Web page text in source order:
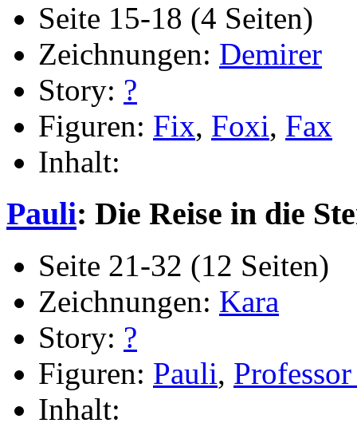
Seite 15-18 (4 Seiten)
Zeichnungen: Demirer
Story: ?
Figuren: Fix, Foxi, Fax
Inhalt:
Pauli: Die Reise in die
Seite 21-32 (12 Seiten)
Zeichnungen: Kara
Story: ?
Figuren: Pauli,
Inhalt: